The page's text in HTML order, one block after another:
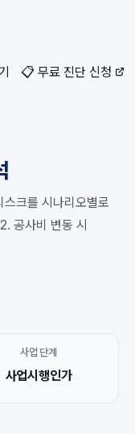
📋 무료 진단 신청
크를 시나리오별로
공사비 변동 시
사업 단계
사업시행인가